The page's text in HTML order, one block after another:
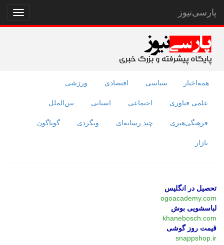
نمایش
منو
پارسی‌نیوز
همه‌اخبار سیاسی اقتصادی ورزشی
علمی فناوری اجتماعی استانی بین‌الملل
فرهنگی‌هنری چند رسانه‌ای وبگردی گوناگون
بازار
تحصیل در انگلیس
ogoacademy.com
لباسشویی بوش
khanebosch.com
قیمت روز گوشی
snappshop.ir